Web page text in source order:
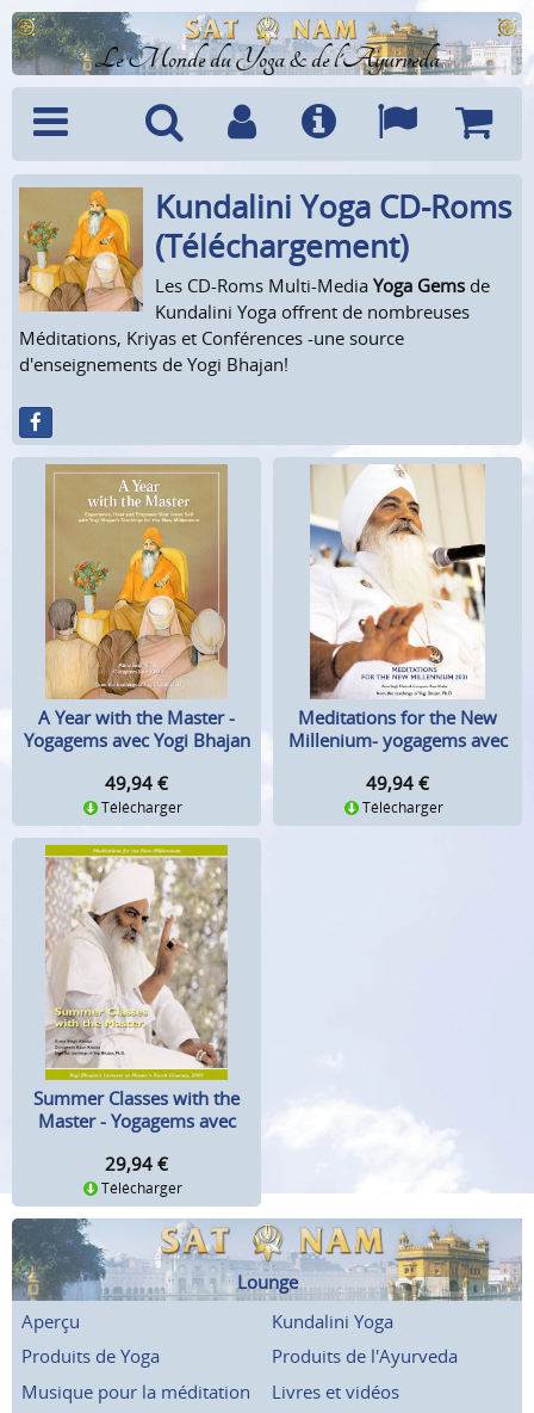
Le Monde du Yoga & de l'Ayurveda
Menu RechercheCompteInfo LanguesPanier
Kundalini Yoga CD-Roms
(Télécharge­ment)
Les CD-Roms Multi-Media Yoga Gems de
Kundalini Yoga offrent de nombreuses
Méditations, Kriyas et Conférences -une source
d'enseignements de Yogi Bhajan!
A Year with the Master -
Yogagems avec Yogi Bhajan
49,94 €
Télécharger
Meditations for the New
Millenium- yogagems avec
49,94 €
Télécharger
Summer Classes with the
Master - Yogagems avec
29,94 €
Télécharger
Lounge
Aperçu
Kundalini Yoga
Produits de Yoga
Produits de l'Ayurveda
Musique pour la méditation
Livres et vidéos